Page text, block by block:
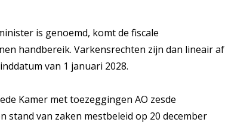
is genoemd, komt de fiscale
handbereik. Varkensrechten zijn dan lineair af
van 1 januari 2028.
Kamer met toezeggingen AO zesde
van zaken mestbeleid op 20 december